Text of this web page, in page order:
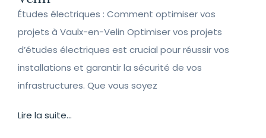
Études électriques : Comment optimiser vos
projets à Vaulx-en-Velin Optimiser vos projets
d’études électriques est crucial pour réussir vos
installations et garantir la sécurité de vos
infrastructures. Que vous soyez
Lire la suite...